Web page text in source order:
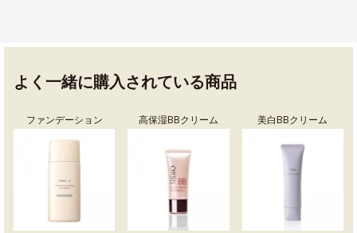
よく一緒に購入されている商品
ファンデーション 高保湿BBクリーム 美白BBクリーム